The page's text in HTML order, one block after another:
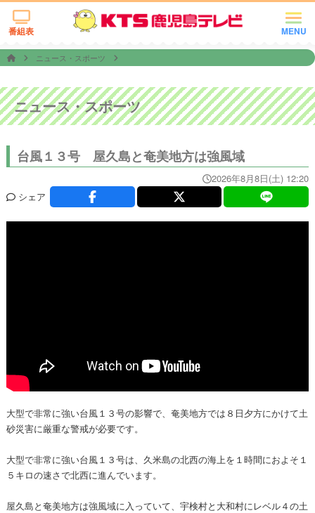
MENU
番組表
ニュース・スポーツ
ニュース・スポーツ
台風１３号 屋久島と奄美地方は強風域
2026年8月8日(土) 12:20
シェア
大型で非常に強い台風１３号の影響で、奄美地方では８日夕方にかけて土
砂災害に厳重な警戒が必要です。
大型で非常に強い台風１３号は、久米島の北西の海上を１時間におよそ１
５キロの速さで北西に進んでいます。
屋久島と奄美地方は強風域に入っていて、宇検村と大和村にレベル４の土